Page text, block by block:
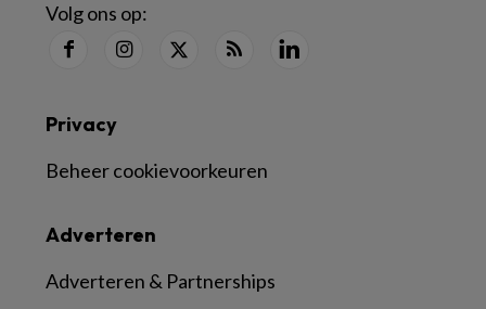
Volg ons op:
Adverteren
Adverteren & Partnerships
Privacy
Beheer cookievoorkeuren